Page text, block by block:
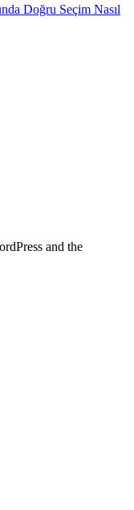
Doğru Seçim Nasıl
and the